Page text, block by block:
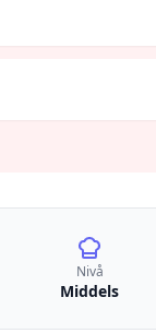
Nivå
Middels